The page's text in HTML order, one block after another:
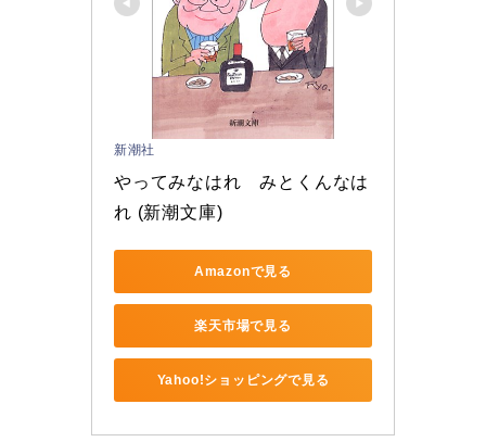
新潮社
やってみなはれ　みとくんなは
れ (新潮文庫)
Amazonで見る
楽天市場で見る
Yahoo!ショッピングで見る